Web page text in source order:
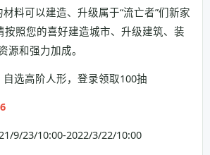
料可以建造、升级属于“流亡者”们新家
按照您的喜好建造城市、升级建筑、装
源和强力加成。
选高阶人形，登录领取100抽
9/23/10:00-2022/3/22/10:00